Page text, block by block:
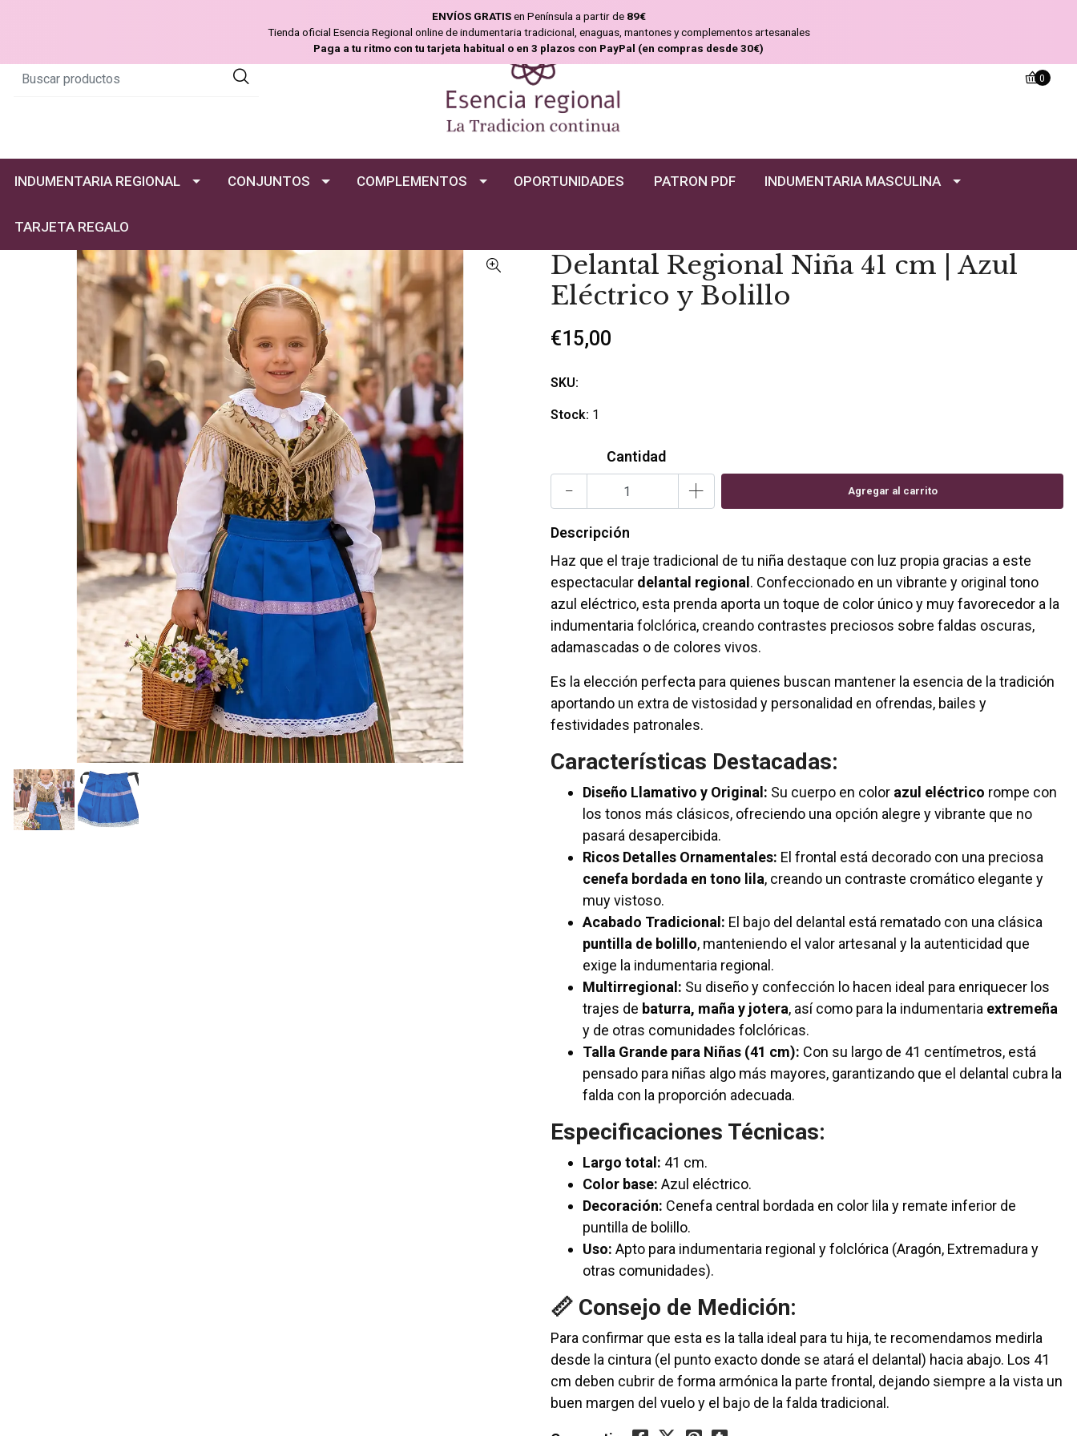
ENVÍOS GRATISen Península a partir de 89€
Tienda oficial Esencia Regional online de indumentaria tradicional, enaguas, mantones y complementos artesanales
Paga a tu ritmo con tu tarjeta habitual o en 3 plazos con PayPal (en compras desde 30€)
0
INDUMENTARIA REGIONAL CONJUNTOS COMPLEMENTOS OPORTUNIDADES PATRON PDF INDUMENTARIA MASCULINA
TARJETA REGALO
Delantal Regional Niña 41 cm | Azul
Eléctrico y Bolillo
€15,00
SKU:
Stock: 1
Cantidad
- +
Descripción
Haz que el traje tradicional de tu niña destaque con luz propia gracias a este
espectacular delantal regional . Confeccionado en un vibrante y original tono
azul eléctrico, esta prenda aporta un toque de color único y muy favorecedor a la
indumentaria folclórica, creando contrastes preciosos sobre faldas oscuras,
adamascadas o de colores vivos.
Es la elección perfecta para quienes buscan mantener la esencia de la tradición
aportando un extra de vistosidad y personalidad en ofrendas, bailes y
festividades patronales.
Características Destacadas:
Diseño Llamativo y Original: Su cuerpo en color azul eléctrico rompe con
los tonos más clásicos, ofreciendo una opción alegre y vibrante que no
pasará desapercibida.
Ricos Detalles Ornamentales: El frontal está decorado con una preciosa
cenefa bordada en tono lila, creando un contraste cromático elegante y
muy vistoso.
Acabado Tradicional: El bajo del delantal está rematado con una clásica
puntilla de bolillo, manteniendo el valor artesanal y la autenticidad que
exige la indumentaria regional.
Multirregional: Su diseño y confección lo hacen ideal para enriquecer los
trajes de baturra, maña y jotera, así como para la indumentaria extremeña
y de otras comunidades folclóricas.
Talla Grande para Niñas (41 cm): Con su largo de 41 centímetros, está
pensado para niñas algo más mayores, garantizando que el delantal cubra la
falda con la proporción adecuada.
Especificaciones Técnicas:
Largo total: 41 cm.
Color base: Azul eléctrico.
Decoración: Cenefa central bordada en color lila y remate inferior de
puntilla de bolillo.
Uso: Apto para indumentaria regional y folclórica (Aragón, Extremadura y
otras comunidades).
📏 Consejo de Medición:
Para confirmar que esta es la talla ideal para tu hija, te recomendamos medirla
desde la cintura (el punto exacto donde se atará el delantal) hacia abajo. Los 41
cm deben cubrir de forma armónica la parte frontal, dejando siempre a la vista un
buen margen del vuelo y el bajo de la falda tradicional.